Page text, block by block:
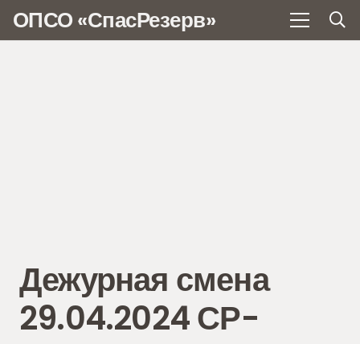
ОПСО «СпасРезерв»
Дежурная смена
29.04.2024 СР-